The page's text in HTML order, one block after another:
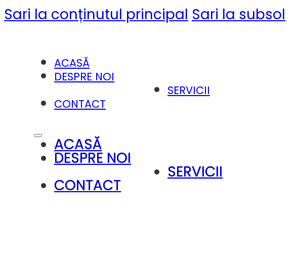
Sari la conținutul principal Sari la subsol
ACASĂ
DESPRE NOI
SERVICII
CONTACT
ACASĂ
DESPRE NOI
SERVICII
CONTACT